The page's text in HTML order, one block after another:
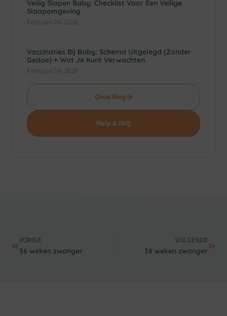
Veilig Slapen Baby: Checklist Voor Een Veilige
Slaapomgeving
Februari 24, 2026
Vaccinaties Bij Baby: Schema Uitgelegd (zonder
Gedoe) + Wat Je Kunt Verwachten
Februari 24, 2026
Onze Blog
Hulp & FAQ
VORIGE
36 weken zwanger
VOLGENDE
38 weken zwanger